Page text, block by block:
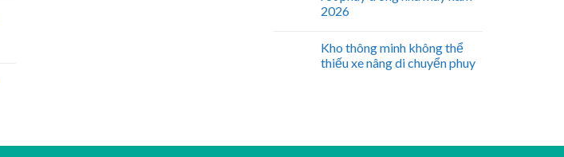
2026
Kho thông minh không thể
thiếu xe nâng di chuyển phuy